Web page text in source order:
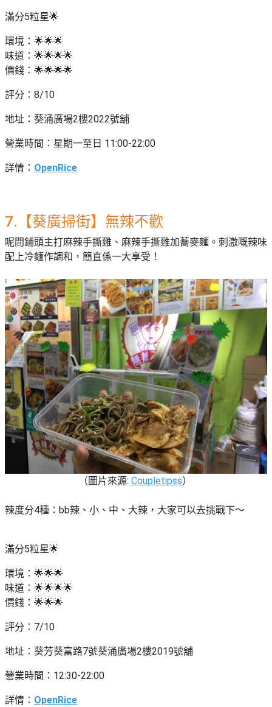
滿分5粒星🌟
環境：🌟🌟🌟
味道：🌟🌟🌟🌟
價錢：🌟🌟🌟🌟
評分：8/10
地址：葵涌廣場2樓2022號舖
營業時間：星期一至日 11:00-22:00
詳情： OpenRice
7.【葵廣掃街】無辣不歡
呢間鋪頭主打麻辣手撕雞、麻辣手撕雞加蕎麥麵。刺激嘅辣味
配上冷麵作調和，簡直係一大享受！
（圖片來源: Coupletipss）
辣度分4種：bb辣、小、中、大辣，大家可以去挑戰下～
滿分5粒星🌟
環境：🌟🌟🌟
味道：🌟🌟🌟🌟
價錢：🌟🌟🌟
評分：7/10
地址：葵芳葵富路7號葵涌廣場2樓2019號舖
營業時間：12:30-22:00
詳情： OpenRice